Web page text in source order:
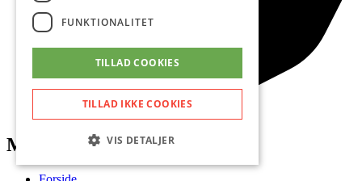
Cookie-indstillinger
Menu
FUNKTIONALITET
TILLAD COOKIES
TILLAD IKKE COOKIES
VIS DETALJER